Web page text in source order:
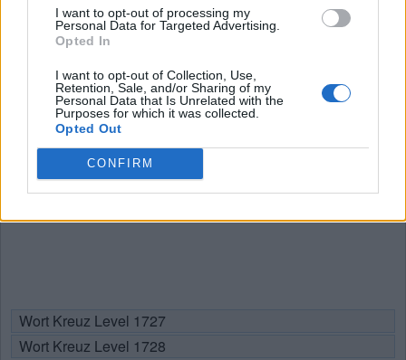
I want to opt-out of processing my
Personal Data for Targeted Advertising.
Opted In
I want to opt-out of Collection, Use,
Retention, Sale, and/or Sharing of my
Personal Data that Is Unrelated with the
Purposes for which it was collected.
Opted Out
CONFIRM
Wort Kreuz Level 1725
Wort Kreuz Level 1726
Wort Kreuz Level 1727
Wort Kreuz Level 1728